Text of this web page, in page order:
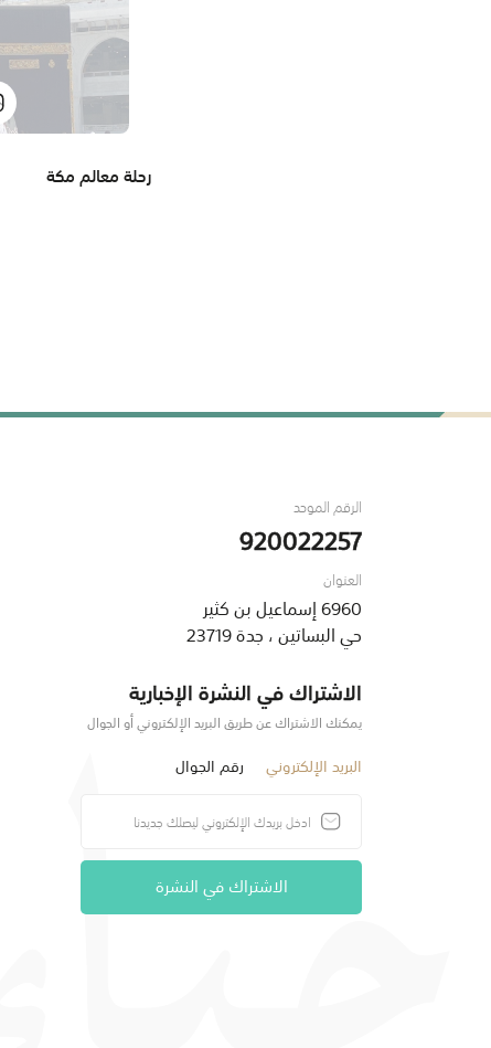
رحلة معالم مكة
الرقم الموحد
920022257
العنوان
6960 إسماعيل بن كثير
حي البساتين ، جدة 23719
الاشتراك في النشرة الإخبارية
يمكنك الاشتراك عن طريق البريد الإلكتروني أو الجوال
البريد الإلكتروني رقم الجوال
الاشتراك في النشرة